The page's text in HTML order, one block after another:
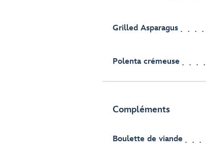
Grilled Asparagus
Polenta crémeuse
Compléments
Boulette de viande